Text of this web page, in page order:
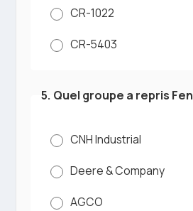
CR-1022
CR-5403
5. Quel groupe a repris
CNH Industrial
Deere & Company
AGCO